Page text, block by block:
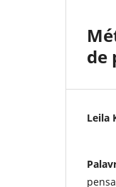
de
Leila